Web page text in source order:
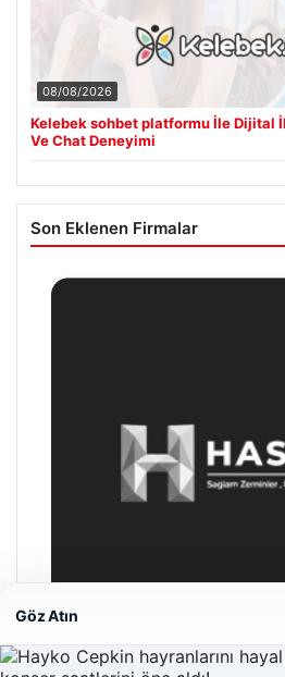
08/08/2026
Kelebek sohbet platformu İle Dijital
Ve Chat Deneyimi
Son Eklenen Firmalar
Göz Atın